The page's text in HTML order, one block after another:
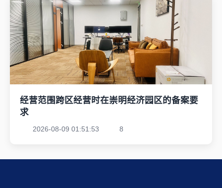
经营范围跨区经营时在崇明经济园区的备案要
求
2026-08-09 01:51:53 8